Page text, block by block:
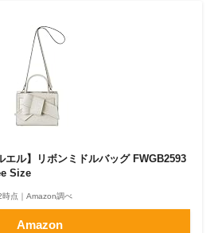
エル】リボンミドルバッグ FWGB2593
Size
点｜Amazon調べ
Amazon